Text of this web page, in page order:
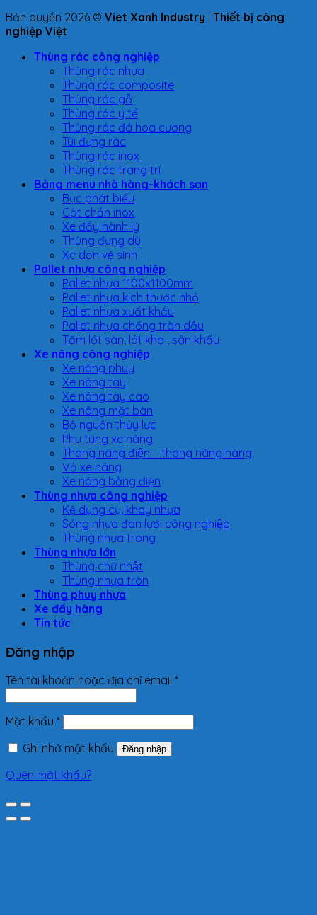
Bản quyền 2026 © Viet Xanh Industry Thiết bị công
nghiệp Việt
Thùng rác công nghiệp
Thùng rác nhựa
Thùng rác composite
Thùng rác gỗ
Thùng rác y tế
Thùng rác đá hoa cương
Túi đựng rác
Thùng rác inox
Thùng rác trang trí
Bảng menu nhà hàng-khách sạn
Bục phát biểu
Cột chắn inox
Xe đẩy hành lý
Thùng đựng dù
Xe dọn vệ sinh
Pallet nhựa công nghiệp
Pallet nhựa 1100x1100mm
Pallet nhựa kích thước nhỏ
Pallet nhựa xuất khẩu
Pallet nhựa chống tràn dầu
Tấm lót sàn, lót kho , sân khấu
Xe nâng công nghiệp
Xe nâng phuy
Xe nâng tay
Xe nâng tay cao
Xe nâng mặt bàn
Bộ nguồn thủy lực
Phụ tùng xe nâng
Thang nâng điện – thang nâng hàng
Vỏ xe nâng
Xe nâng bằng điện
Thùng nhựa công nghiệp
Kệ dụng cụ, khay nhựa
Sóng nhựa đan lưới công nghiệp
Thùng nhựa trong
Thùng nhựa lớn
Thùng chữ nhật
Thùng nhựa tròn
Thùng phuy nhựa
Xe đẩy hàng
Tin tức
Đăng nhập
Tên tài khoản hoặc địa chỉ email *
Mật khẩu *
Ghi nhớ mật khẩu
Đăng nhập
Quên mật khẩu?